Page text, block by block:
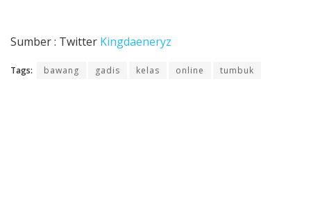
Sumber : Twitter Kingdaeneryz
Tags: bawang gadis kelas online tumbuk